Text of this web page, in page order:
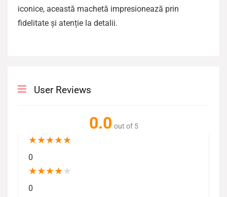
iconice, această machetă impresionează prin
fidelitate și atenție la detalii.
User Reviews
0.0 out of 5
★★★★★
0
★★★★★
0